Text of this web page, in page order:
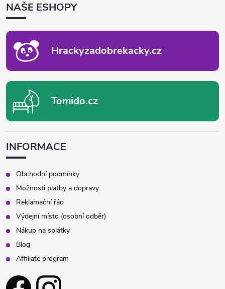
ANAŠE ESHOPY
Hrackyzadobrekacky.cz
Tomido.cz
INFORMACE
Obchodní podmínky
Možnosti platby a dopravy
Reklamační řád
Výdejní místo (osobní odběr)
Nákup na splátky
Blog
Affiliate program